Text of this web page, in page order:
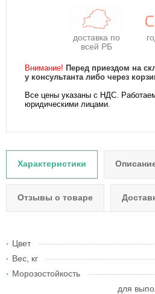
доставка по
всей РБ
Внимание! Перед приездом на
у консультанта либо через
Все цены указаны с НДС.
юридическими лицами.
Характеристики
Отзывы о товаре
Цвет
Вес, кг
Морозостойкость
для